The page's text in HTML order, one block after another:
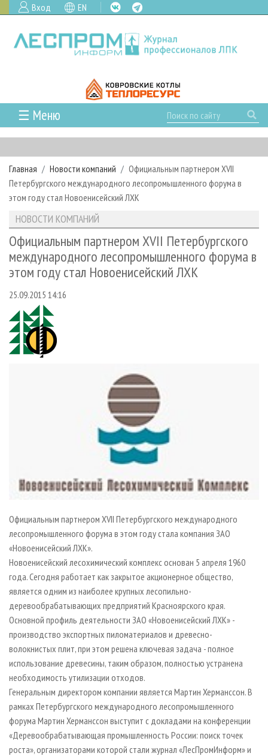
Вход EN
☰ Меню
ГЛАВНАЯ
РУБРИКИ И ТЕМЫ
РУБРИКИ ЖУРНАЛА
ЛЕСНОЕ ХОЗЯЙСТВО
ЛЕСОЗАГОТОВКА
ЛЕСОПИЛЕНИЕ
ДЕРЕВООБРАБОТКА
СУШКА ДРЕВЕСИНЫ
ПРОИЗВОДСТВО ДРЕВЕСНЫХ ПЛИТ
ДЕРЕВЯННОЕ ДОМОСТРОЕНИЕ
ПРОИЗВОДСТВО МЕБЕЛИ
БИОЭНЕРГЕТИКА
ИНСТРУМЕНТ И МАТЕРИАЛЫ
НОВОСТИ
КАЛЕНДАРЬ СОБЫТИЙ
НОВОСТИ ЛПК
НОВОСТИ ЖУРНАЛА
НОВОСТИ КОМПАНИЙ
ПРОЕКТЫ ЛПИ
АНАЛИТИКА
ПРЕДПРИЯТИЯ ЛПК
ЛЕСНЫЕ РЕГИОНЫ РОССИИ
ПЕРСОНЫ
МОБИЛЬНЫЕ ВЫСТАВКИ
ОФИЦИАЛЬНЫЕ ДЕЛЕГАЦИИ
ПРИОРИТЕТНЫЕ ИНВЕСТПРОЕКТЫ
RUSSIAN FORESTRY REVIEW
ГАЗЕТА ЛЕСПРОМФОРУМ
БИБЛИОТЕКА СПЕЦИАЛИСТА
АРХИВ
АРХИВ ЖУРНАЛОВ
СТАТЬИ
О ЖУРНАЛЕ
ПОДПИСКА
КОНТАКТЫ
РЕКЛАМОДАТЕЛЯМ
РЕКЛАМА
РЕКЛАМА НА САЙТЕ
Главная Новости компаний
Официальным партнером XVII
Петербургского международного лесопромышленного форума в
этом году стал Новоенисейский ЛХК
НОВОСТИ КОМПАНИЙ
Официальным партнером XVII Петербургского
международного лесопромышленного форума в
этом году стал Новоенисейский ЛХК
25.09.2015 14:16
Официальным партнером XVII Петербургского международного
лесопромышленного форума в этом году стала компания ЗАО
«Новоенисейский ЛХК».
Новоенисейский лесохимический комплекс основан 5 апреля 1960
года. Сегодня работает как закрытое акционерное общество,
является одним из наиболее крупных лесопильно-
деревообрабатывающих предприятий Красноярского края.
Основной профиль деятельности ЗАО «Новоенисейский ЛХК» -
производство экспортных пиломатериалов и древесно-
волокнистых плит, при этом решена ключевая задача - полное
использование древесины, таким образом, полностью устранена
необходимость утилизации отходов.
Генеральным директором компании является Мартин Херманссон. В
рамках Петербургского международного лесопромышленного
форума Мартин Херманссон выступит с докладами на конференции
«Деревообрабатывающая промышленность России: поиск точек
роста», организаторами которой стали журнал «ЛесПромИнформ» и